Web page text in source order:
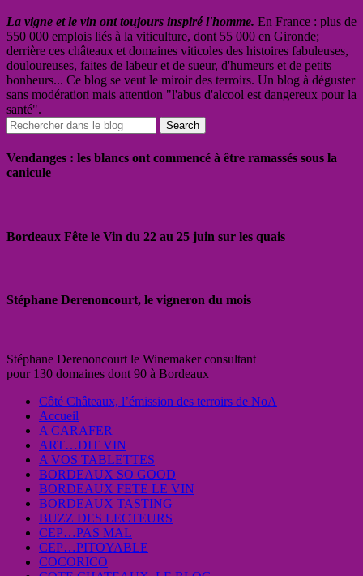
La vigne et le vin ont toujours inspiré l'homme. En France : plus de
550 000 emplois liés à la viticulture, dont 55 000 en Gironde;
derrière ces châteaux et domaines viticoles des histoires fabuleuses,
douloureuses, faites de labeur et de sueur, d'humeurs et de petits
bonheurs... Ce blog se veut le miroir des terroirs. Un blog à déguster
sans modération mais attention "l'abus d'alcool est dangereux pour la
santé".
Vendanges : les blancs ont commencé à être ramassés sous la
canicule
Bordeaux Fête le Vin du 22 au 25 juin sur les quais
Stéphane Derenoncourt, le vigneron du mois
Stéphane Derenoncourt le Winemaker consultant
pour 130 domaines dont 90 à Bordeaux
Côté Châteaux, l’émission des terroirs de NoA
Accueil
A CARAFER
ART…DIT VIN
A VOS TABLETTES
BORDEAUX SO GOOD
BORDEAUX FETE LE VIN
BORDEAUX TASTING
BUZZ DES LECTEURS
CEP…PAS MAL
CEP…PITOYABLE
COCORICO